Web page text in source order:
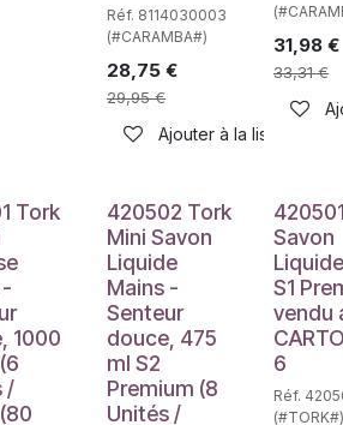
Réf. 8114030003
(#CARAMBA#)
28,75€
29,95€
Ajouter à la liste de
31,98€
33,31€
Tork
1000
/
420502 Tork
Mini Savon
Liquide
Mains -
Senteur
douce, 475
ml S2
Premium (8
Unités /
Savon
S1
vendu
6
Réf.
(#TORK#)